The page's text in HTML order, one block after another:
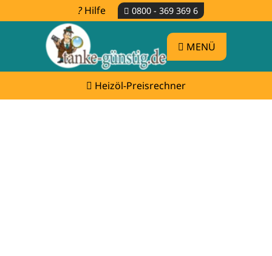
Hilfe 0800 - 369 369 6
MENÜ
Heizöl-Preisrechner